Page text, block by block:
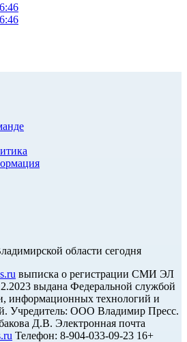
области сегодня
выписка о регистрации СМИ ЭЛ
выдана Федеральной службой
информационных технологий и
Учредитель: ООО Владимир Пресс.
Д.В. Электронная почта
Телефон: 8-904-033-09-23 16+